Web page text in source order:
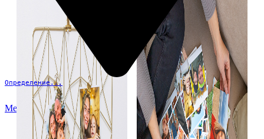
Определение...
Меню